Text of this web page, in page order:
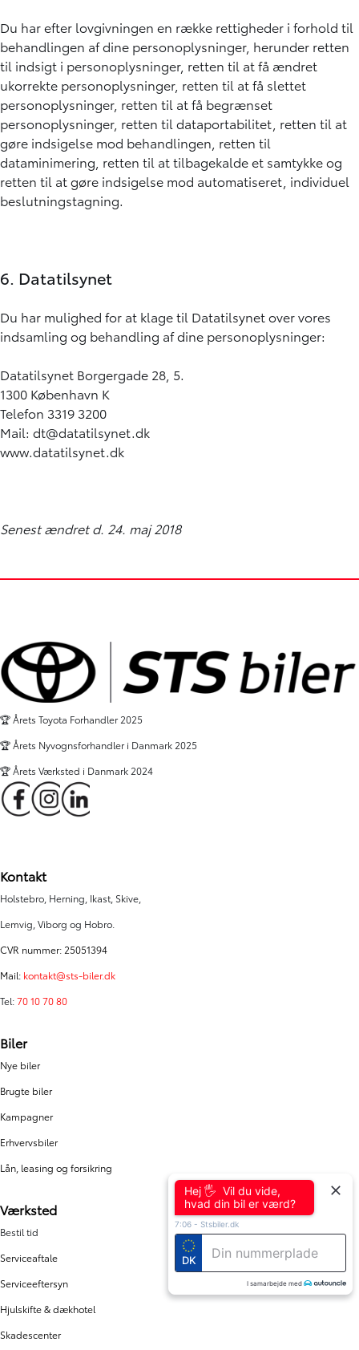
Du har efter lovgivningen en række rettigheder i forhold til
behandlingen af dine personoplysninger, herunder retten
til indsigt i personoplysninger, retten til at få ændret
ukorrekte personoplysninger, retten til at få slettet
personoplysninger, retten til at få begrænset
personoplysninger, retten til dataportabilitet, retten til at
gøre indsigelse mod behandlingen, retten til
dataminimering, retten til at tilbagekalde et samtykke og
retten til at gøre indsigelse mod automatiseret, individuel
beslutningstagning.
6. Datatilsynet
Du har mulighed for at klage til Datatilsynet over vores
indsamling og behandling af dine personoplysninger:
Datatilsynet Borgergade 28, 5.
1300 København K
Telefon 3319 3200
Mail: dt@datatilsynet.dk
www.datatilsynet.dk
Senest ændret d. 24. maj 2018
🏆 Årets Toyota Forhandler 2025
🏆 Årets Nyvognsforhandler i Danmark 2025
🏆 Årets Værksted i Danmark 2024
Kontakt
Holstebro, Herning, Ikast, Skive,
Lemvig, Viborg og Hobro.
CVR nummer: 25051394
Mail: kontakt@sts-biler.dk
Tel:70 10 70 80
Biler
Nye biler
Brugte biler
Kampagner
Erhvervsbiler
Lån, leasing og forsikring
Værksted
Bestil tid
Serviceaftale
Serviceeftersyn
Hjulskifte & dækhotel
Skadescenter
Hej 🖐 Vil du vide,
hvad din bil er værd?
7:06 - Stsbiler.dk
DK
I samarbejde med